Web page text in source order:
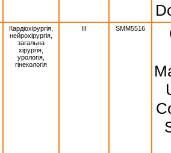
Кардіохірургія,
нейрохірургія,
загальна
хірургія,
урологія,
гінекологія
III SMM5516